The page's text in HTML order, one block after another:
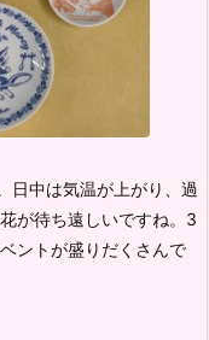
日中は気温が上がり、過
が待ち遠しいですね。 3
ントが盛りだくさんで